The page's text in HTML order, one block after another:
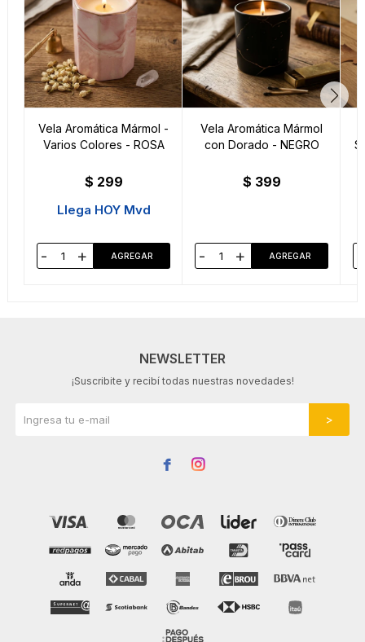
Vela Aromática Mármol -
Varios Colores - ROSA
$ 299
Llega HOY Mvd
- +
Vela Aromática Mármol
con Dorado - NEGRO
$ 399
- +
NEWSLETTER
¡Suscribite y recibí todas nuestras novedades!
 